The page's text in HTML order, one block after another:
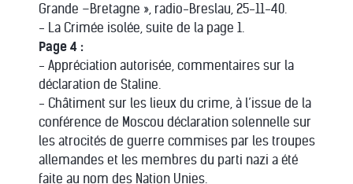
Grande –Bretagne », radio-Breslau, 25-11-40.
- La Crimée isolée, suite de la page 1.
Page 4 :
- Appréciation autorisée, commentaires sur la
déclaration de Staline.
- Châtiment sur les lieux du crime, à l’issue de la
conférence de Moscou déclaration solennelle sur
les atrocités de guerre commises par les troupes
allemandes et les membres du parti nazi a été
faite au nom des Nation Unies.